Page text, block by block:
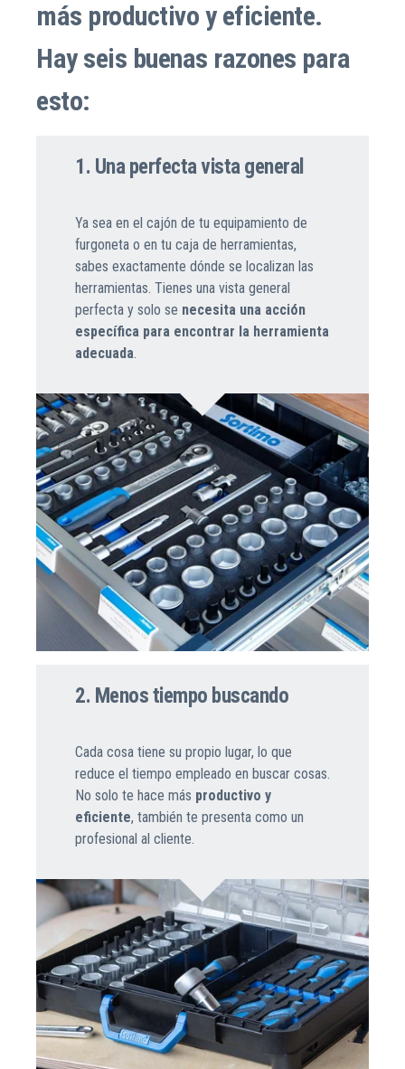
más productivo y eficiente.
Hay seis buenas razones para
esto:
1. Una perfecta vista general
Ya sea en el cajón de tu equipamiento de
furgoneta o en tu caja de herramientas,
sabes exactamente dónde se localizan las
herramientas. Tienes una vista general
perfecta y solo se necesita una acción
específica para encontrar la herramienta
adecuada.
2. Menos tiempo buscando
Cada cosa tiene su propio lugar, lo que
reduce el tiempo empleado en buscar cosas.
No solo te hace más productivo y
eficiente, también te presenta como un
profesional al cliente.